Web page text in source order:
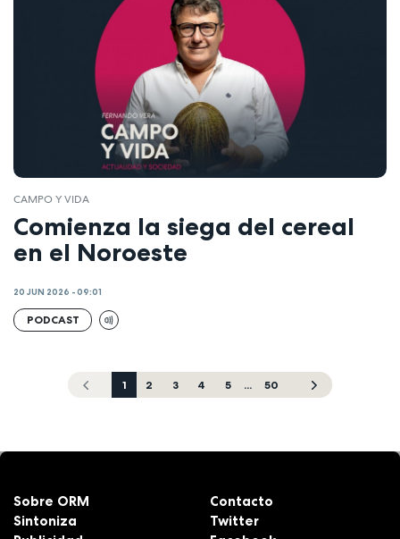
CAMPO Y VIDA
Comienza la siega del cereal
en el Noroeste
20 JUN 2026 - 09:01
PODCAST
1 2 3 4 5 ... 50
Sobre ORM
Sintoniza
Contacto
Twitter